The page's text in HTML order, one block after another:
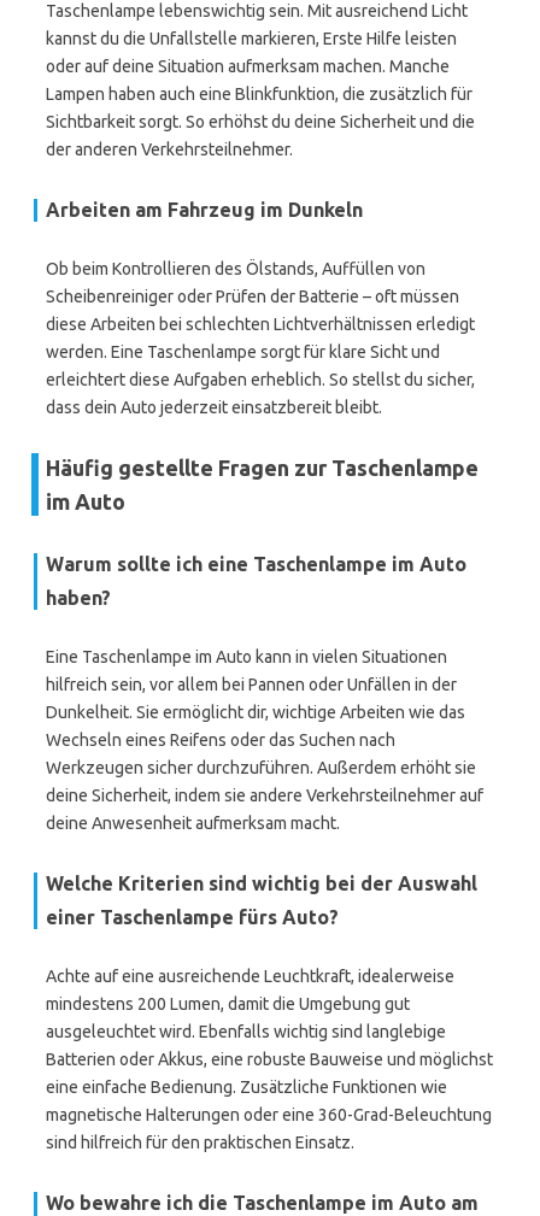
Taschenlampe lebenswichtig sein. Mit ausreichend Licht
kannst du die Unfallstelle markieren, Erste Hilfe leisten
oder auf deine Situation aufmerksam machen. Manche
Lampen haben auch eine Blinkfunktion, die zusätzlich für
Sichtbarkeit sorgt. So erhöhst du deine Sicherheit und die
der anderen Verkehrsteilnehmer.
Arbeiten am Fahrzeug im Dunkeln
Ob beim Kontrollieren des Ölstands, Auffüllen von
Scheibenreiniger oder Prüfen der Batterie – oft müssen
diese Arbeiten bei schlechten Lichtverhältnissen erledigt
werden. Eine Taschenlampe sorgt für klare Sicht und
erleichtert diese Aufgaben erheblich. So stellst du sicher,
dass dein Auto jederzeit einsatzbereit bleibt.
Häufig gestellte Fragen zur Taschenlampe
im Auto
Warum sollte ich eine Taschenlampe im Auto
haben?
Eine Taschenlampe im Auto kann in vielen Situationen
hilfreich sein, vor allem bei Pannen oder Unfällen in der
Dunkelheit. Sie ermöglicht dir, wichtige Arbeiten wie das
Wechseln eines Reifens oder das Suchen nach
Werkzeugen sicher durchzuführen. Außerdem erhöht sie
deine Sicherheit, indem sie andere Verkehrsteilnehmer auf
deine Anwesenheit aufmerksam macht.
Welche Kriterien sind wichtig bei der Auswahl
einer Taschenlampe fürs Auto?
Achte auf eine ausreichende Leuchtkraft, idealerweise
mindestens 200 Lumen, damit die Umgebung gut
ausgeleuchtet wird. Ebenfalls wichtig sind langlebige
Batterien oder Akkus, eine robuste Bauweise und möglichst
eine einfache Bedienung. Zusätzliche Funktionen wie
magnetische Halterungen oder eine 360-Grad-Beleuchtung
sind hilfreich für den praktischen Einsatz.
Wo bewahre ich die Taschenlampe im Auto am